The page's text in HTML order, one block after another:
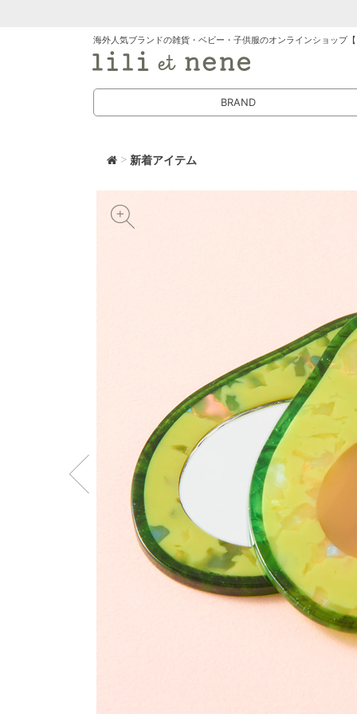
海外人気ブランドの雑貨・ベビー・子供服のオンラインショップ
BRAND
>新着アイテム